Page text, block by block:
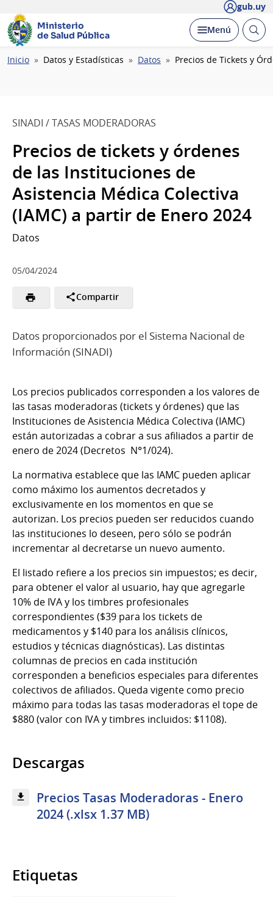
gub.uy
Ministerio
de Salud Pública
Desplegar
Menú Abrir
Ruta
Inicio Datos y Estadísticas Datos Precios de Tickets y
SINADI / TASAS MODERADORAS
Precios de tickets y órdenes
de las Instituciones de
Asistencia Médica Colectiva
(IAMC) a partir de Enero 2024
Datos
05/04/2024
Compartir
Datos proporcionados por el Sistema Nacional de
Información (SINADI)
Los precios publicados corresponden a los valores de
las tasas moderadoras (tickets y órdenes) que las
Instituciones de Asistencia Médica Colectiva (IAMC)
están autorizadas a cobrar a sus afiliados a partir de
enero de 2024 (Decretos N°1/024).
La normativa establece que las IAMC pueden aplicar
como máximo los aumentos decretados y
exclusivamente en los momentos en que se
autorizan. Los precios pueden ser reducidos cuando
las instituciones lo deseen, pero sólo se podrán
incrementar al decretarse un nuevo aumento.
El listado refiere a los precios sin impuestos; es decir,
para obtener el valor al usuario, hay que agregarle
10% de IVA y los timbres profesionales
correspondientes ($39 para los tickets de
medicamentos y $140 para los análisis clínicos,
estudios y técnicas diagnósticas). Las distintas
columnas de precios en cada institución
corresponden a beneficios especiales para diferentes
colectivos de afiliados. Queda vigente como precio
máximo para todas las tasas moderadoras el tope de
$880 (valor con IVA y timbres incluidos: $1108).
Descargas
Precios Tasas Moderadoras - Enero
2024 (.xlsx 1.37 MB)
Etiquetas